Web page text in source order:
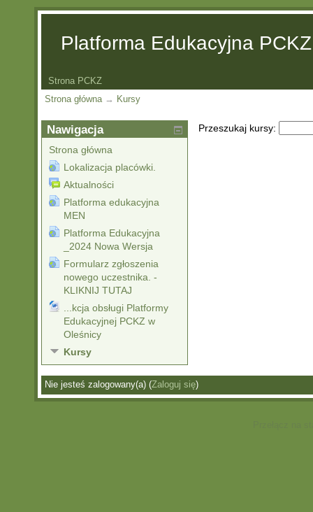
Platforma Edukacyjna
Strona PCKZ
Strona główna → Kursy
Przeszukaj kursy:
Nawigacja
Strona główna
Lokalizacja placówki.
Aktualności
Platforma edukacyjna
MEN
Platforma Edukacyjna
_2024 Nowa Wersja
Formularz zgłoszenia
nowego uczestnika. -
KLIKNIJ TUTAJ
...kcja obsługi Platformy
Edukacyjnej PCKZ w
Oleśnicy
Kursy
Nie jesteś zalogowany(a) (Zaloguj się)